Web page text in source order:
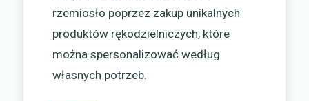
rzemiosło poprzez zakup unikalnych
produktów rękodzielniczych, które
można spersonalizować według
własnych potrzeb.